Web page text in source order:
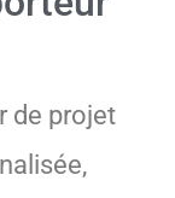
de projet